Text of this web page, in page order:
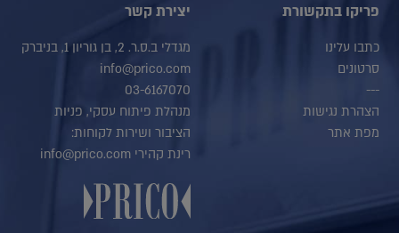
פריקו בתקשורת
כתבו עלינו
סרטונים
---
הצהרת נגישות
מפת אתר
יצירת קשר
מגדלי ב.ס.ר. 2, בן גוריון 1, בניברק
info@prico.com
03-6167070
מנהלת פיתוח עסקי, פניות
הציבור ושירות לקוחות:
רינת קהירי info@prico.com